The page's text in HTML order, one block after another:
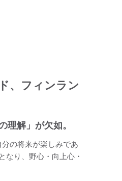
、フィンラン
理解」が欠如。
の将来が楽しみであ
なり、野心・向上心・